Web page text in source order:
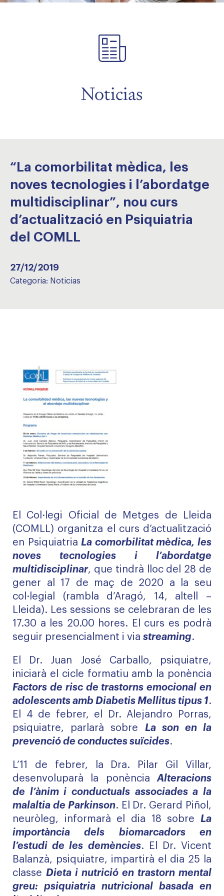
Noticias
“La comorbilitat mèdica, les
noves tecnologies i l’abordatge
multidisciplinar”, nou curs
d’actualització en Psiquiatria
del COMLL
27/12/2019
Categoria: Noticias
El Col·legi Oficial de Metges de Lleida
(COMLL) organitza el curs d’actualització
en PsiquiatriaLa comorbilitat mèdica, les
noves tecnologies i l’abordatge
multidisciplinar, que tindrà lloc del 28 de
gener al 17 de maç de 2020 a la seu
col·legial (rambla d’Aragó, 14, altell –
Lleida). Les sessions se celebraran de les
17.30 a les 20.00 hores. El curs es podrà
seguir presencialment i via streaming.
El Dr. Juan José Carballo, psiquiatre,
iniciarà el cicle formatiu amb la ponència
Factors de risc de trastorns emocional en
adolescents amb Diabetis Mellitus tipus 1.
El 4 de febrer, el Dr. Alejandro Porras,
psiquiatre, parlarà sobre La son en la
prevenció de conductes suïcides.
L’11 de febrer, la Dra. Pilar Gil Villar,
desenvoluparà la ponènciaAlteracions
de l’ànim i conductuals associades a la
malaltia de Parkinson. El Dr. Gerard Piñol,
neuròleg, informarà el dia 18 sobre La
importància dels biomarcadors en
l’estudi de les demències. El Dr. Vicent
Balanzà, psiquiatre, impartirà el dia 25 la
classe Dieta i nutrició en trastorn mental
greu: psiquiatria nutricional basada en